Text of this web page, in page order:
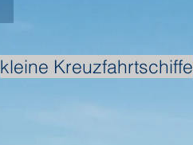
kleine Kreuzfahrtschiffe